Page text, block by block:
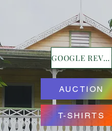
GOOGLE REVIEWS
AUCTION
T-SHIRTS